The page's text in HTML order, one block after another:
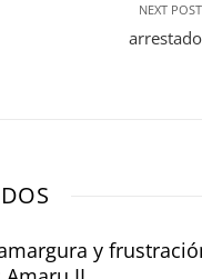
NEXT POST
arrestado
y